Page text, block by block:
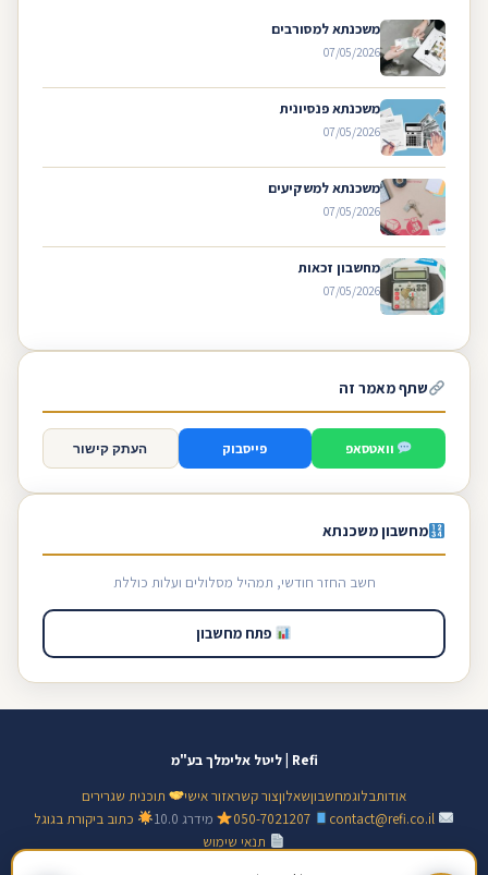
משכנתא למסורבים
07/05/2026
משכנתא פנסיונית
07/05/2026
משכנתא למשקיעים
07/05/2026
מחשבון זכאות
07/05/2026
שתף מאמר זה
וואטסאפ פייסבוק העתק קישור
מחשבון משכנתא
חשב החזר חודשי, תמהיל מסלולים ועלות כוללת
פתח מחשבון
Refi | ליטל אלימלך בע"מ
אודותבלוגמחשבוןשאלוןצור קשראזור אישי
תוכנית שגרירים
050-7021207 מידרג 10.0
כתוב ביקורת בגוגל
תנאי שימוש